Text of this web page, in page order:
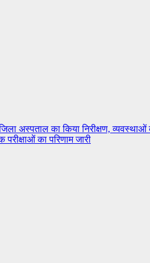
अस्पताल का किया निरीक्षण, व्यवस्थाओं
परीक्षाओं का परिणाम जारी